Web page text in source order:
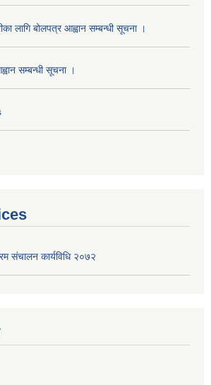
लागि बोलपत्र आह्वान सम्बन्धी सूचना ।
सम्बन्धी सूचना ।
संचालन कार्यविधि २०७२